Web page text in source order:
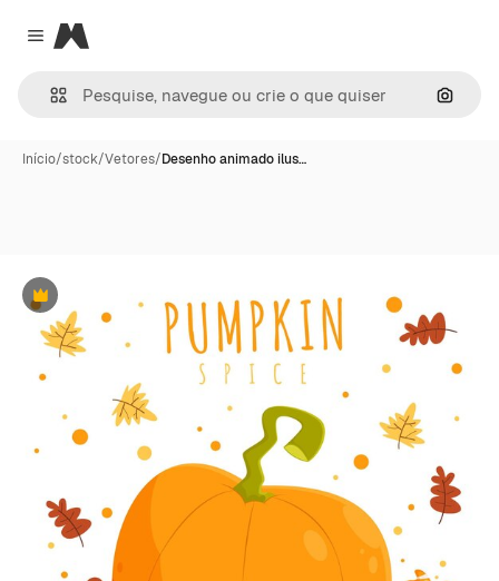
Close menu
Magnific
Início/stock/Vetores/Desenho animado ilus…
Premium